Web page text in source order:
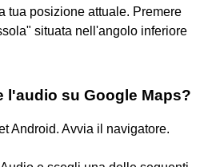
tua posizione attuale. Premere
situata nell'angolo inferiore
l'audio su Google Maps?
Android. Avvia il navigatore.